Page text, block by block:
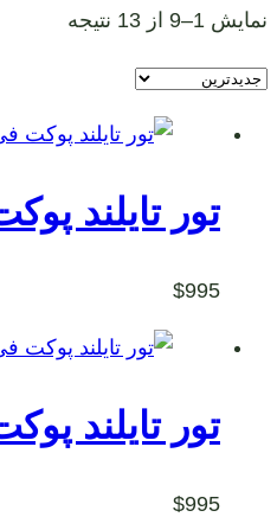
نمایش 1–9 از 13 نتیجه
تور تایلند پوکت فی فی
$995
تور تایلند پوکت فی فی
$995